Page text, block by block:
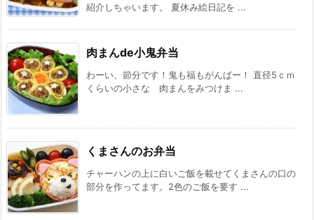
紹介しちゃいます。 夏休み絵日記を ...
肉まんde小鬼弁当
わーい、節分です！鬼も福もがんばー！ 直径5ｃｍ
くらいの小さな 肉まんをみつけま ...
くまさんのお弁当
チャーハンの上に白いご飯を載せてくまさんの口の
部分を作ってます。2色のご飯を要す ...